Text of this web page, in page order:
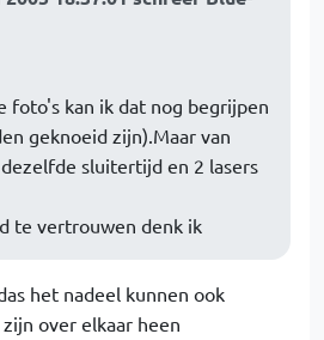
foto's kan ik dat nog begrijpen
geknoeid zijn).Maar van
sluitertijd en 2 lasers
te vertrouwen denk ik
het nadeel kunnen ook
over elkaar heen